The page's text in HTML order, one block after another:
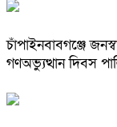
চাঁপাইনবাবগঞ্জে
গণঅভ্যুত্থান দিবস